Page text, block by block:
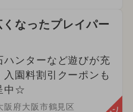
なったプレイパー
ハンターなど遊びが充
入園料割引クーポンも
中☆
阪府大阪市鶴見区